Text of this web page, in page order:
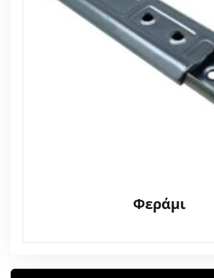
Φεράμι